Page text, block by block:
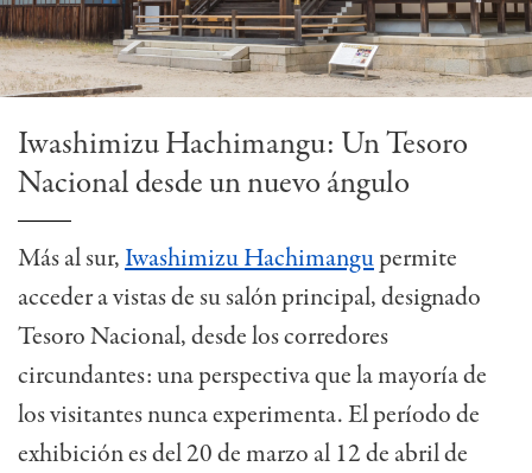
Iwashimizu Hachimangu: Un Tesoro
Nacional desde un nuevo ángulo
Más al sur, Iwashimizu Hachimangupermite
acceder a vistas de su salón principal, designado
Tesoro Nacional, desde los corredores
circundantes: una perspectiva que la mayoría de
los visitantes nunca experimenta.El período de
exhibición es del 20 de marzo al 12 de abril de